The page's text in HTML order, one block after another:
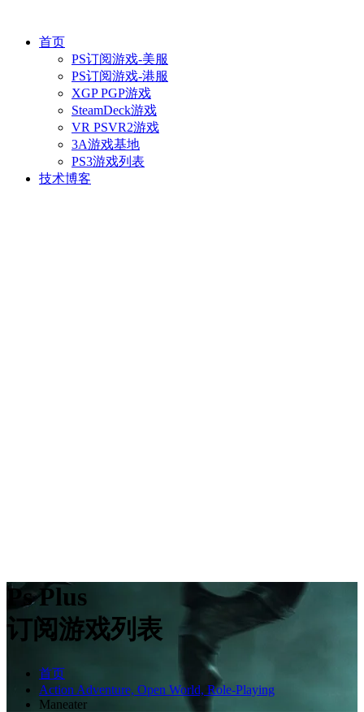
首页
PS订阅游戏-美服
PS订阅游戏-港服
XGP PGP游戏
SteamDeck游戏
VR PSVR2游戏
3A游戏基地
PS3游戏列表
技术博客
Ps Plus
订阅游戏列表
首页
Action Adventure, Open World, Role-Playing
Maneater